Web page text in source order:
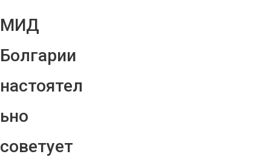
МИД
Болгарии
настоятел
ьно
советует